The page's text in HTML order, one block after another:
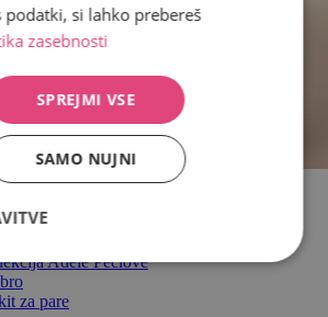
v kategoriji Nakit
Adéle Pečlové
za pare
podatki, si lahko prebereš
zasebnosti
SPREJMI VSE
SAMO NUJNI